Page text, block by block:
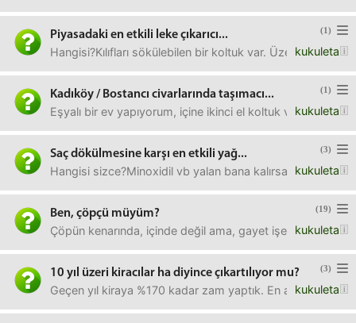
(1)
Piyasadaki en etkili leke çıkarıcı...
kukuleta
Hangisi?Kılıfları sökülebilen bir koltuk var. Üzerinde ne
(1)
Kadıköy / Bostancı civarlarında taşımacı...
kukuleta
Eşyalı bir ev yapıyorum, içine ikinci el koltuk vb alıcam,
(3)
Saç dökülmesine karşı en etkili yağ...
kukuleta
Hangisi sizce?Minoxidil vb yalan bana kalırsa. Ek
(19)
Ben, çöpçü müyüm?
kukuleta
Çöpün kenarında, içinde değil ama, gayet işe yarar,
(3)
10 yıl üzeri kiracılar ha diyince çıkartılıyor mu?
kukuleta
Geçen yıl kiraya %170 kadar zam yaptık. En azından bu